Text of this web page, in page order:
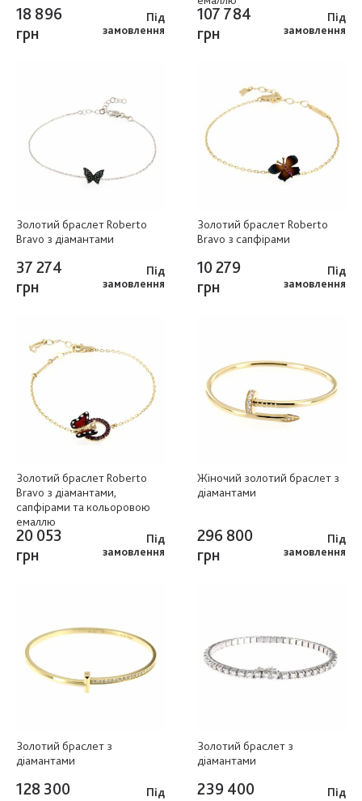
18 896
грн
Під
замовлення
107 784
грн
Під
замовлення
Золотий браслет Roberto
Bravo з діамантами
37 274
грн
Під
замовлення
Золотий браслет Roberto
Bravo з сапфірами
10 279
грн
Під
замовлення
Золотий браслет Roberto
Bravo з діамантами,
сапфірами та кольоровою
емаллю
20 053
грн
Під
замовлення
Жіночий золотий браслет з
діамантами
296 800
грн
Під
замовлення
Золотий браслет з
діамантами
128 300
Під
Золотий браслет з
діамантами
239 400
Під